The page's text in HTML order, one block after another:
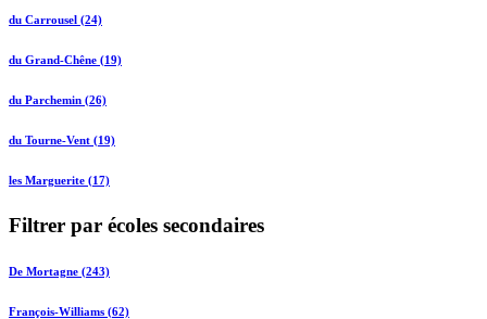
du Carrousel (24)
du Grand-Chêne (19)
du Parchemin (26)
du Tourne-Vent (19)
les Marguerite (17)
Filtrer par écoles secondaires
De Mortagne (243)
François-Williams (62)